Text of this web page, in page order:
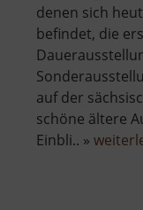
denen sich
befindet, die
auf der
schöne ältere
Einbli.. »